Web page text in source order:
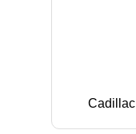
Cadillac